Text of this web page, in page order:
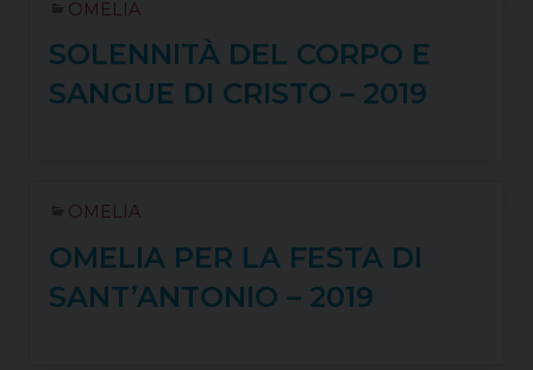
OMELIA
SOLENNITÀ DEL CORPO E
SANGUE DI CRISTO – 2019
OMELIA
OMELIA PER LA FESTA DI
SANT’ANTONIO – 2019